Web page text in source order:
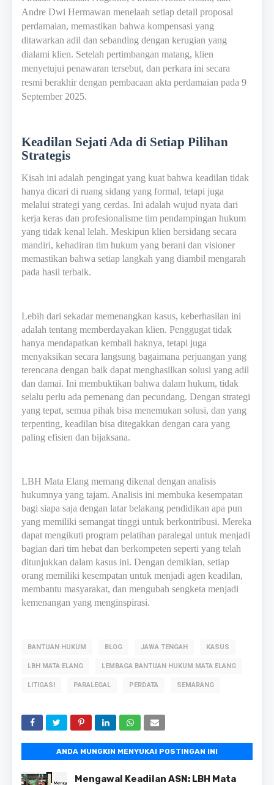
Andre Dwi Hermawan menelaah setiap detail proposal
perdamaian, memastikan bahwa kompensasi yang
ditawarkan adil dan sebanding dengan kerugian yang
dialami klien. Setelah pertimbangan matang, klien
menyetujui penawaran tersebut, dan perkara ini secara
resmi berakhir dengan pembacaan akta perdamaian pada 9
September 2025.
Keadilan Sejati Ada di Setiap Pilihan
Strategis
Kisah ini adalah pengingat yang kuat bahwa keadilan tidak
hanya dicari di ruang sidang yang formal, tetapi juga
melalui strategi yang cerdas. Ini adalah wujud nyata dari
kerja keras dan profesionalisme tim pendampingan hukum
yang tidak kenal lelah. Meskipun klien bersidang secara
mandiri, kehadiran tim hukum yang berani dan visioner
memastikan bahwa setiap langkah yang diambil mengarah
pada hasil terbaik.
Lebih dari sekadar memenangkan kasus, keberhasilan ini
adalah tentang memberdayakan klien. Penggugat tidak
hanya mendapatkan kembali haknya, tetapi juga
menyaksikan secara langsung bagaimana perjuangan yang
terencana dengan baik dapat menghasilkan solusi yang adil
dan damai. Ini membuktikan bahwa dalam hukum, tidak
selalu perlu ada pemenang dan pecundang. Dengan strategi
yang tepat, semua pihak bisa menemukan solusi, dan yang
terpenting, keadilan bisa ditegakkan dengan cara yang
paling efisien dan bijaksana.
LBH Mata Elang memang dikenal dengan analisis
hukumnya yang tajam. Analisis ini membuka kesempatan
bagi siapa saja dengan latar belakang pendidikan apa pun
yang memiliki semangat tinggi untuk berkontribusi. Mereka
dapat mengikuti program pelatihan paralegal untuk menjadi
bagian dari tim hebat dan berkompeten seperti yang telah
ditunjukkan dalam kasus ini. Dengan demikian, setiap
orang memiliki kesempatan untuk menjadi agen keadilan,
membantu masyarakat, dan mengubah sengketa menjadi
kemenangan yang menginspirasi.
BANTUAN HUKUM BLOG JAWA TENGAH KASUS
LBH MATA ELANG LEMBAGA BANTUAN HUKUM MATA ELANG
LITIGASI PARALEGAL PERDATA SEMARANG
ANDA MUNGKIN MENYUKAI POSTINGAN INI
Mengawal Keadilan ASN: LBH Mata